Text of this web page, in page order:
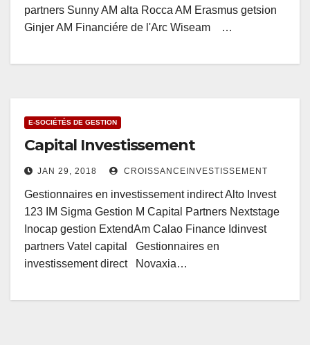
partners Sunny AM alta Rocca AM Erasmus getsion
Ginjer AM Financiére de l'Arc Wiseam …
E-SOCIÉTÉS DE GESTION
Capital Investissement
JAN 29, 2018 CROISSANCEINVESTISSEMENT
Gestionnaires en investissement indirect Alto Invest
123 IM Sigma Gestion M Capital Partners Nextstage
Inocap gestion ExtendAm Calao Finance Idinvest
partners Vatel capital Gestionnaires en
investissement direct Novaxia…